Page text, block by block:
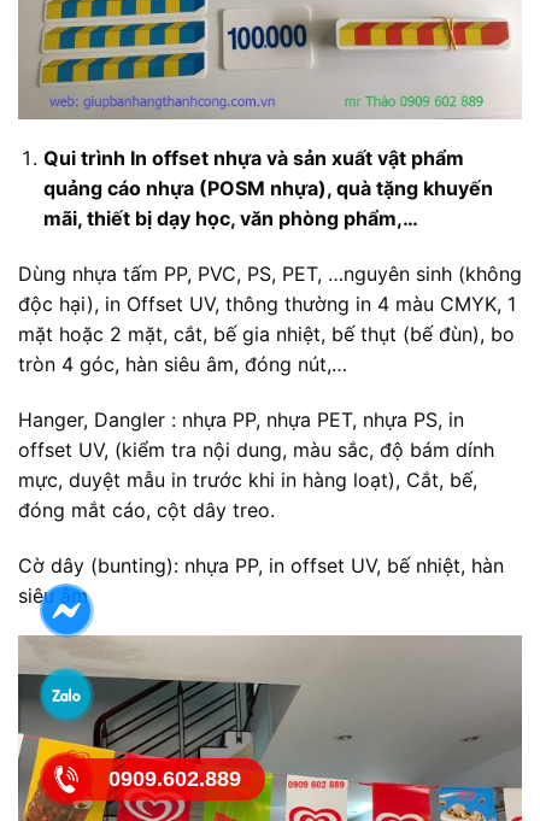
Qui trình In offset nhựa và sản xuất vật phẩm
quảng cáo nhựa (POSM nhựa), quà tặng khuyến
mãi, thiết bị dạy học, văn phòng phẩm,…
Dùng nhựa tấm PP, PVC, PS, PET, …nguyên sinh (không
độc hại), in Offset UV, thông thường in 4 màu CMYK, 1
mặt hoặc 2 mặt, cắt, bế gia nhiệt, bế thụt (bế đùn), bo
tròn 4 góc, hàn siêu âm, đóng nút,…
Hanger, Dangler : nhựa PP, nhựa PET, nhựa PS, in
offset UV, (kiểm tra nội dung, màu sắc, độ bám dính
mực, duyệt mẫu in trước khi in hàng loạt), Cắt, bế,
đóng mắt cáo, cột dây treo.
Cờ dây (bunting): nhựa PP, in offset UV, bế nhiệt, hàn
siêu âm
0909.602.889